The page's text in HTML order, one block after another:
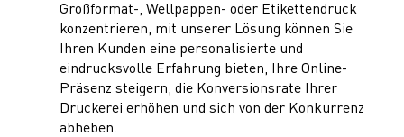
Großformat-, Wellpappen- oder Etikettendruck
konzentrieren, mit unserer Lösung können Sie
Ihren Kunden eine personalisierte und
eindrucksvolle Erfahrung bieten, Ihre Online-
Präsenz steigern, die Konversionsrate Ihrer
Druckerei erhöhen und sich von der Konkurrenz
abheben.